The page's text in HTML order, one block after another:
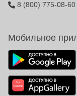
8 (800) 775-08-60
Мобильное